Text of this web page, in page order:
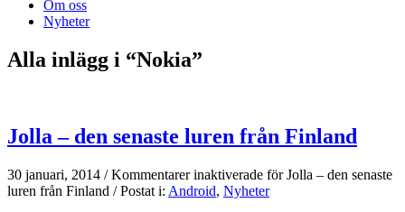
Om oss
Nyheter
Alla inlägg i “Nokia”
Jolla – den senaste luren från Finland
30 januari, 2014 /Kommentarer inaktiverade för Jolla – den senaste
luren från Finland /Postat i: Android, Nyheter